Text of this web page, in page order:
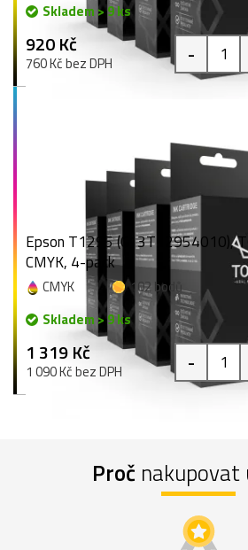
Skladem > 9 ks
920 Kč
760 Kč bez DPH -
Epson T1295 (C13T12954010),
CMYK, 4-pack
CMYK
102 bodů
Skladem > 9 ks
1 319 Kč
1 090 Kč bez DPH -
Proč nakupovat